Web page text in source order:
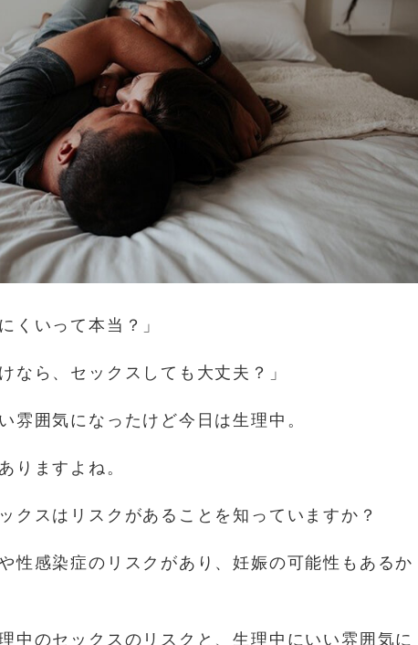
くいって本当？」
なら、セックスしても大丈夫？」
雰囲気になったけど今日は生理中。
りますよね。
クスはリスクがあることを知っていますか？
性感染症のリスクがあり、妊娠の可能性もあるか
中のセックスのリスクと、生理中にいい雰囲気に